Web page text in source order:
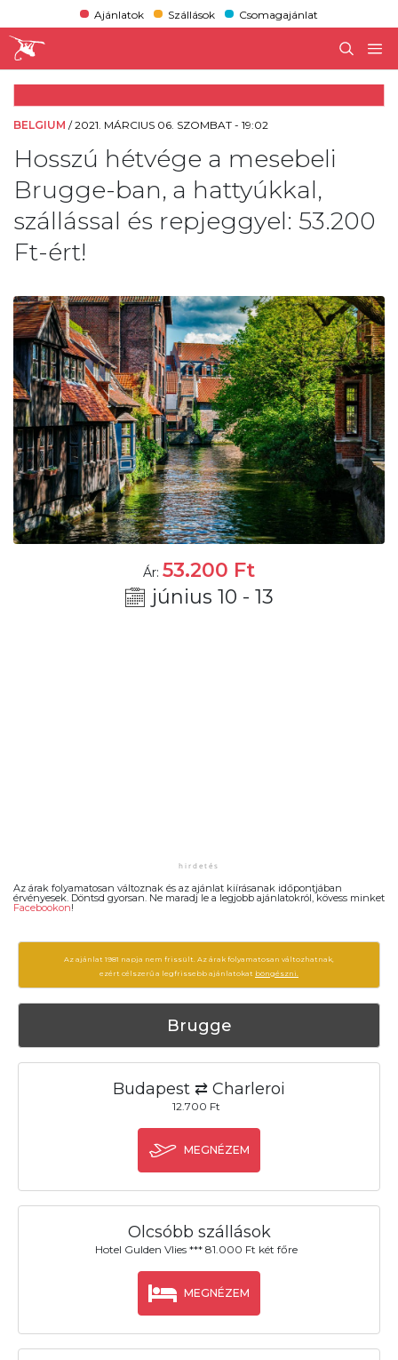
Ajánlatok Szállások Csomagajánlat
BELGIUM /2021. MÁRCIUS 06. SZOMBAT - 19:02
Hosszú hétvége a mesebeli
Brugge-ban, a hattyúkkal,
szállással és repjeggyel: 53.200
Ft-ért!
Ár: 53.200 Ft
június 10 - 13
Az árak folyamatosan változnak és az ajánlat kiírásanak időpontjában
érvényesek. Döntsd gyorsan. Ne maradj le a legjobb ajánlatokról, kövess minket
Facebookon!
Az ajánlat 1981 napja nem frissült. Az árak folyamatosan változhatnak,
ezért célszerű a legfrissebb ajánlatokat böngészni.
Brugge
Budapest ⇄ Charleroi
12.700 Ft
MEGNÉZEM
Olcsóbb szállások
Hotel Gulden Vlies *** 81.000 Ft két főre
MEGNÉZEM